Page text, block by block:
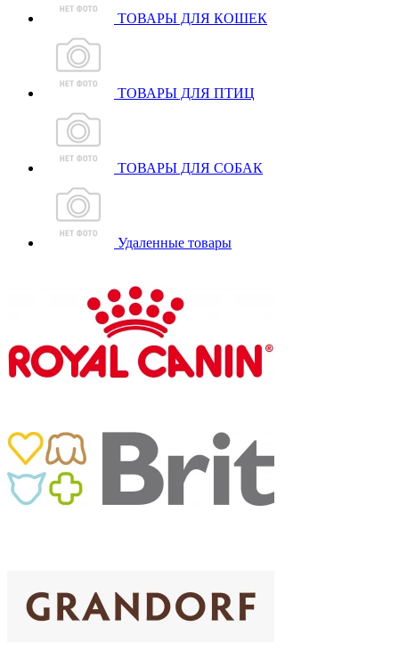
ТОВАРЫ ДЛЯ КОШЕК
ТОВАРЫ ДЛЯ ПТИЦ
ТОВАРЫ ДЛЯ СОБАК
Удаленные товары